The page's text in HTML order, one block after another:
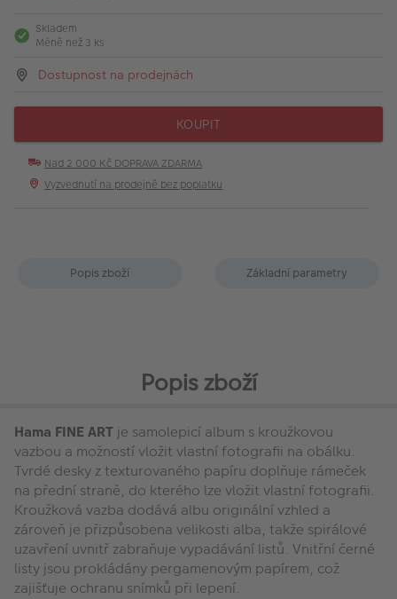
Skladem
Méně než 3 ks
Dostupnost na prodejnách
KOUPIT
Nad 2 000 Kč DOPRAVA ZDARMA
Vyzvednutí na prodejně bez poplatku
Popis zboží Základní parametry
Popis zboží
Hama FINE ART je samolepicí album s kroužkovou
vazbou a možností vložit vlastní fotografii na obálku.
Tvrdé desky z texturovaného papíru doplňuje rámeček
na přední straně, do kterého lze vložit vlastní fotografii.
Kroužková vazba dodává albu originální vzhled a
zároveň je přizpůsobena velikosti alba, takže spirálové
uzavření uvnitř zabraňuje vypadávání listů. Vnitřní černé
listy jsou prokládány pergamenovým papírem, což
zajišťuje ochranu snímků při lepení.